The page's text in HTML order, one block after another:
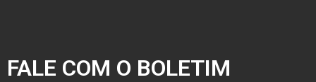
FALE COM O BOLETIM